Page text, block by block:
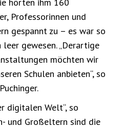
Professorinnen und
gespannt zu – es war so
gewesen. „Derartige
möchten wir
Schulen anbieten“, so
digitalen Welt“, so
und Großeltern sind die